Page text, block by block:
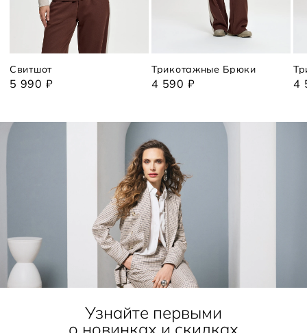
Свитшот
5 990 ₽
Трикотажные Брюки
4 590 ₽ 4
Узнайте первыми